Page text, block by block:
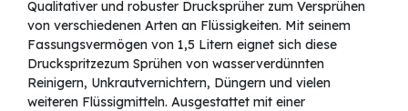
Qualitativer und robuster Drucksprüher zum Versprühen
von verschiedenen Arten an Flüssigkeiten. Mit seinem
Fassungsvermögen von 1,5 Litern eignet sich diese
Druckspritzezum Sprühen von wasserverdünnten
Reinigern, Unkrautvernichtern, Düngern und vielen
weiteren Flüssigmitteln. Ausgestattet mit einer